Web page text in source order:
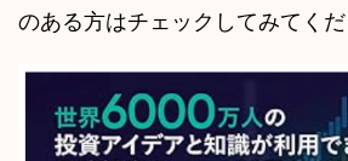
のある方はチェックしてみてくだ